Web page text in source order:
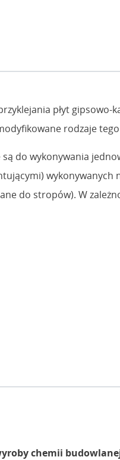
płyt
rodzaje
są do wykonywania
wykonywanych
do stropów). W
chemii